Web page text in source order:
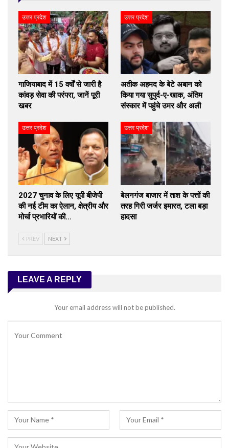
उत्तर प्रदेश
गाजियाबाद में 15 वर्षों से जारी है
कांवड़ सेवा की परंपरा, जानें पूरी
खबर
उत्तर प्रदेश
अतीक अहमद के बेटे अबान को
किया गया सुपुर्द-ए-खाक, अंतिम
संस्कार में पहुंचे उमर और अली
उत्तर प्रदेश
2027 चुनाव के लिए यूपी बीजेपी
की नई टीम का ऐलान, क्षेत्रीय और
मोर्चा प्रभारियों की…
उत्तर प्रदेश
बेलनगंज बाजार में ताश के पत्तों की
तरह गिरी जर्जर इमारत, टला बड़ा
हादसा
PREV NEXT
LEAVE A REPLY
Your email address will not be published.